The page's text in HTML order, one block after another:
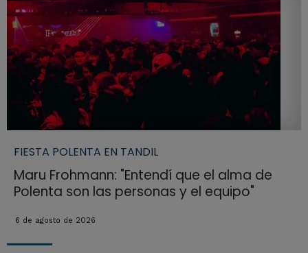
FIESTA POLENTA EN TANDIL
Maru Frohmann: "Entendí que el alma de
Polenta son las personas y el equipo"
6 de agosto de 2026